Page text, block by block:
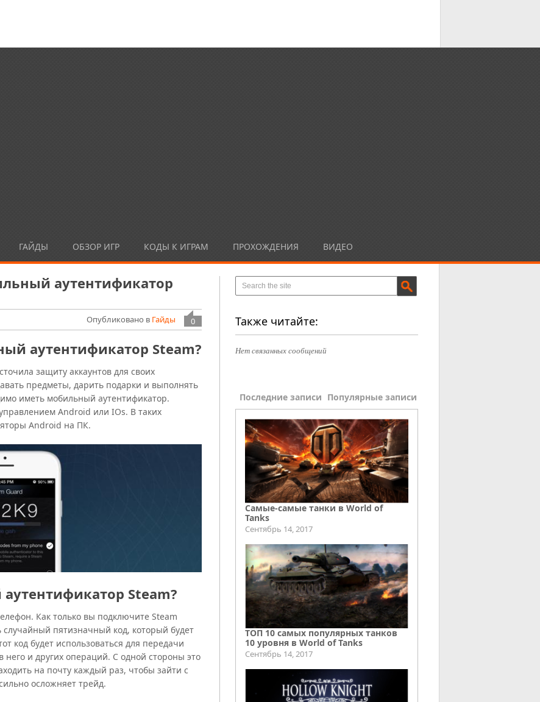
ГАЙДЫ ОБЗОР ИГР КОДЫ К ИГРАМ ПРОХОЖДЕНИЯ ВИДЕО
аутентификатор
0
Опубликовано в Гайды
аутентификатор Steam?
защиту аккаунтов для своих
предметы, дарить подарки и выполнять
иметь мобильный аутентификатор.
Android или IOs. В таких
Android на ПК.
Steam?
Как только вы подключите Steam
случайный пятизначный код, который будет
код будет использоваться для передачи
него и других операций. С одной стороны это
на почту каждый раз, чтобы зайти с
осложняет трейд.
Также читайте:
Нет связанных сообщений
Последние записи Популярные записи
Самые-самые танки в World of
Tanks
Сентябрь 14, 2017
ТОП 10 самых популярных танков
10 уровня в World of Tanks
Сентябрь 14, 2017